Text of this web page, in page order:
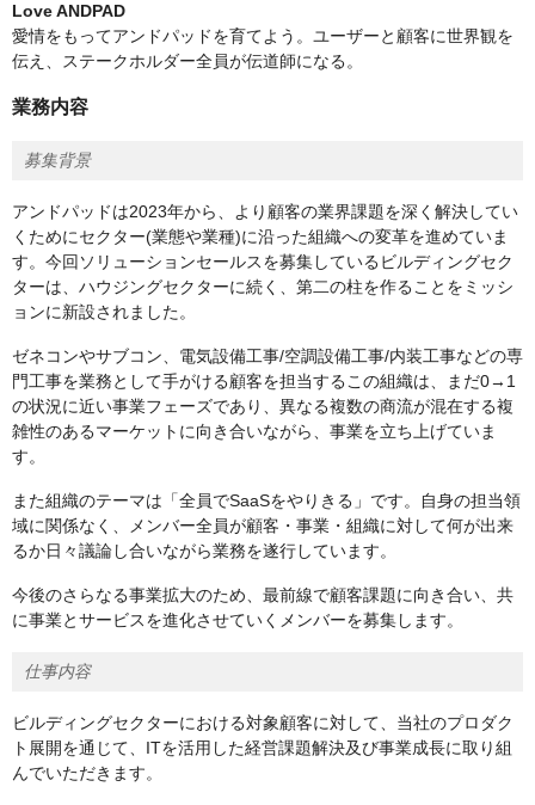
Love ANDPAD
愛情をもってアンドパッドを育てよう。ユーザーと顧客に世界観を
伝え、ステークホルダー全員が伝道師になる。
業務内容
募集背景
アンドパッドは2023年から、より顧客の業界課題を深く解決してい
くためにセクター(業態や業種)に沿った組織への変革を進めていま
す。今回ソリューションセールスを募集しているビルディングセク
ターは、ハウジングセクターに続く、第二の柱を作ることをミッシ
ョンに新設されました。
ゼネコンやサブコン、電気設備工事/空調設備工事/内装工事などの専
門工事を業務として手がける顧客を担当するこの組織は、まだ0→1
の状況に近い事業フェーズであり、異なる複数の商流が混在する複
雑性のあるマーケットに向き合いながら、事業を立ち上げていま
す。
また組織のテーマは「全員でSaaSをやりきる」です。自身の担当領
域に関係なく、メンバー全員が顧客・事業・組織に対して何が出来
るか日々議論し合いながら業務を遂行しています。
今後のさらなる事業拡大のため、最前線で顧客課題に向き合い、共
に事業とサービスを進化させていくメンバーを募集します。
仕事内容
ビルディングセクターにおける対象顧客に対して、当社のプロダク
ト展開を通じて、ITを活用した経営課題解決及び事業成長に取り組
んでいただきます。